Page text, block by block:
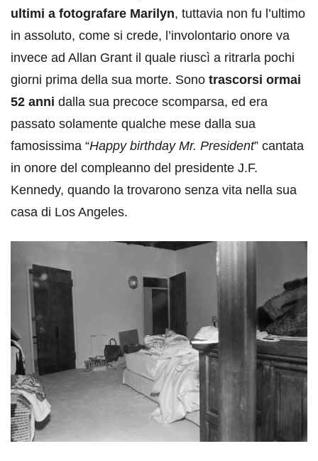
ultimi a fotografare Marilyn, tuttavia non fu l’ultimo
in assoluto, come si crede, l’involontario onore va
invece ad Allan Grant il quale riuscì a ritrarla pochi
giorni prima della sua morte. Sono trascorsi ormai
52 anni dalla sua precoce scomparsa, ed era
passato solamente qualche mese dalla sua
famosissima “Happy birthday Mr. President” cantata
in onore del compleanno del presidente J.F.
Kennedy, quando la trovarono senza vita nella sua
casa di Los Angeles.